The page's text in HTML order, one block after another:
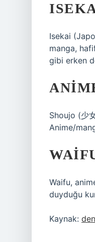
Isekai
manga,
gibi erken
Shoujo (少
Anime/
Waifu,
duyduğu
Kaynak: